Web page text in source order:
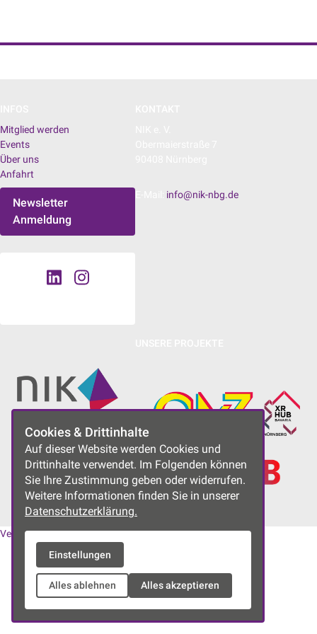
Mitglied werden
Events
Über uns
Anfahrt
Newsletter
Anmeldung
info@nik-nbg.de
Vereinssatzung|Datenschutzerklärung|Impressum
Cookies & Drittinhalte
Auf dieser Website werden Cookies und
Drittinhalte verwendet. Im Folgenden können
Sie Ihre Zustimmung geben oder widerrufen.
Weitere Informationen finden Sie in unserer
Datenschutzerklärung.
Einstellungen
Alles ablehnen Alles akzeptieren